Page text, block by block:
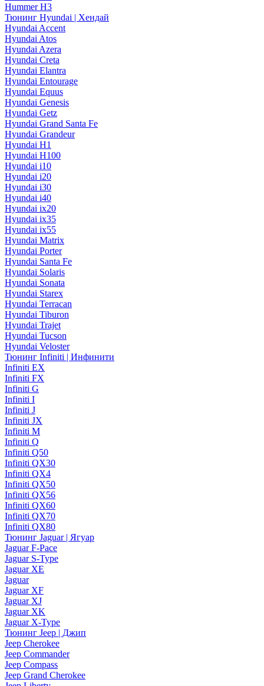
Hummer H3
Тюнинг Hyundai | Хендай
Hyundai Accent
Hyundai Atos
Hyundai Azera
Hyundai Creta
Hyundai Elantra
Hyundai Entourage
Hyundai Equus
Hyundai Genesis
Hyundai Getz
Hyundai Grand Santa Fe
Hyundai Grandeur
Hyundai H1
Hyundai H100
Hyundai i10
Hyundai i20
Hyundai i30
Hyundai i40
Hyundai ix20
Hyundai ix35
Hyundai ix55
Hyundai Matrix
Hyundai Porter
Hyundai Santa Fe
Hyundai Solaris
Hyundai Sonata
Hyundai Starex
Hyundai Terracan
Hyundai Tiburon
Hyundai Trajet
Hyundai Tucson
Hyundai Veloster
Тюнинг Infiniti | Инфинити
Infiniti EX
Infiniti FX
Infiniti G
Infiniti I
Infiniti J
Infiniti JX
Infiniti M
Infiniti Q
Infiniti Q50
Infiniti QX30
Infiniti QX4
Infiniti QX50
Infiniti QX56
Infiniti QX60
Infiniti QX70
Infiniti QX80
Тюнинг Jaguar | Ягуар
Jaguar F-Pace
Jaguar S-Type
Jaguar XE
Jaguar
Jaguar XF
Jaguar XJ
Jaguar XK
Jaguar X-Type
Тюнинг Jeep | Джип
Jeep Cherokee
Jeep Commander
Jeep Compass
Jeep Grand Cherokee